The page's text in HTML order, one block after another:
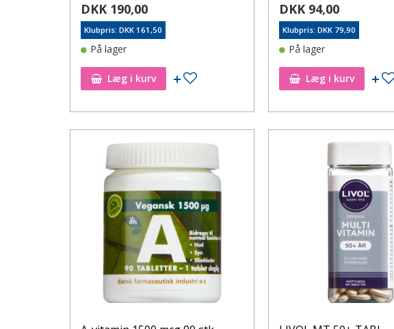
DKK 190,00
Klubpris: DKK 161,50
På lager
Læg i kurv Tilføj til ønskeseddel
DKK 94,00
Klubpris: DKK 79,90
På lager
Læg i kurv